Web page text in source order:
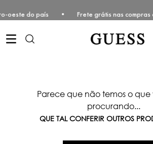
oeste do país • Frete grátis nas
Parece que não temos o que
procurando...
QUE TAL CONFERIR OUTROS